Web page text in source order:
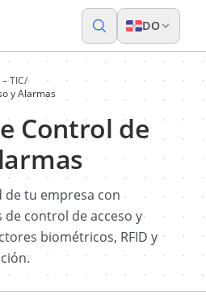
DO
TIC/
y Alarmas
Control de
de tu empresa con
de control de acceso y
biométricos, RFID y